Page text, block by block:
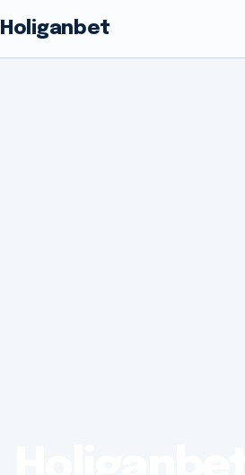
Holiganbet